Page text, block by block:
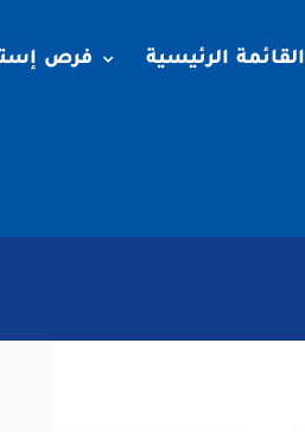
القائمة الرئيسية فرص